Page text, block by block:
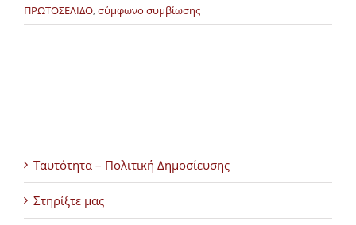
ΠΡΩΤΟΣΕΛΙΔΟ,σύμφωνο συμβίωσης
Ταυτότητα – Πολιτική Δημοσίευσης
Στηρίξτε μας